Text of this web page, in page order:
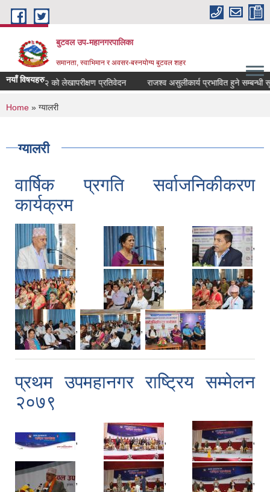
Skip to main content
बुटवल उप-महानगरपालिका
समानता, स्वाभिमान र अवसर-बस्नयोग्य बुटवल शहर
नयाँ विषयहरुको लेखापरीक्षण प्रतिवेदन राजश्व असुलीकार्य प्रभावित हुने सम्बन्धी सूचना
You are here
Home » ग्यालरी
ग्यालरी
वार्षिक प्रगति सर्वाजनिकीकरण
कार्यक्रम
, , ,
, , ,
, ,
प्रथम उपमहानगर राष्ट्रिय सम्मेलन
२०७९
, , ,
, , ,